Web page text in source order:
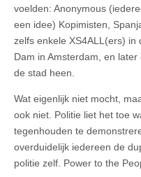
voelden: Anonymous
een idee) Kopimisten,
zelfs enkele XS4ALL(ers) in
Dam in Amsterdam, en
de stad heen.
Wat eigenlijk niet mocht,
ook niet. Politie liet het toe
tegenhouden te
overduidelijk iedereen de
politie zelf. Power to the